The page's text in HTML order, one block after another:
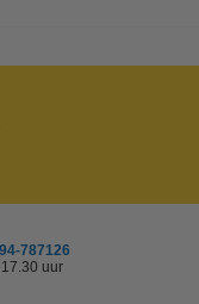
787126
uur